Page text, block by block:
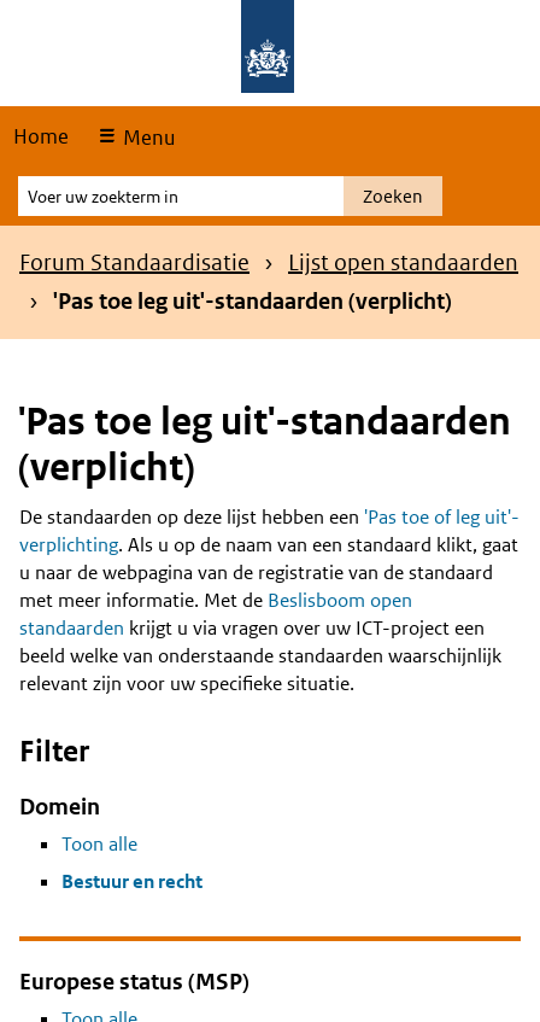
Home Menu
Voer
uw
zoekterm
Zoeken
Kruimelpad
Forum Standaardisatie
Lijst open standaarden
'Pas toe leg uit'-standaarden (verplicht)
'Pas toe leg uit'-standaarden
(verplicht)
Content
De standaarden op deze lijst hebben een 'Pas toe of leg uit'-
verplichting. Als u op de naam van een standaard klikt, gaat
u naar de webpagina van de registratie van de standaard
met meer informatie. Met de Beslisboom open
standaarden krijgt u via vragen over uw ICT-project een
beeld welke van onderstaande standaarden waarschijnlijk
relevant zijn voor uw specifieke situatie.
Filter
Domein
Toon alle
Bestuur en recht
Europese status (MSP)